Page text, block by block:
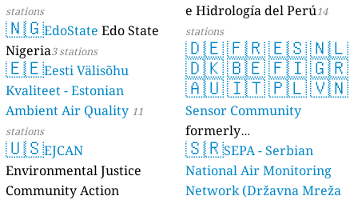
stations
🇳🇬EdoState Edo State
Nigeria3 stations
🇪🇪Eesti Välisõhu
Kvaliteet - Estonian
Ambient Air Quality 11
stations
🇺🇸EJCAN
Environmental Justice
Community Action
e Hidrología del Perú14
stations
🇩🇪🇫🇷🇪🇸🇳🇱
🇩🇰🇧🇪🇫🇮🇬🇷
🇦🇺🇮🇹🇵🇱🇻🇳
Sensor Community
formerly
luftdaten.info35819 stations
🇸🇷SEPA - Serbian
National Air Monitoring
Network (Državna Mreža